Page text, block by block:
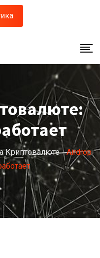
Криптовалюте-Airdrop